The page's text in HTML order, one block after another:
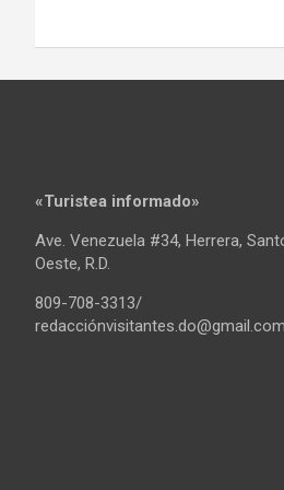
«Turistea informado»
Ave. Venezuela #34, Herrera,
Oeste, R.D.
809-708-3313/
redacciónvisitantes.do@gmail.com